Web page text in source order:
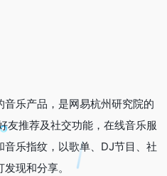
乐产品，是网易杭州研究院的
友推荐及社交功能，在线音乐服
乐指纹，以歌单、DJ节目、社
现和分享。